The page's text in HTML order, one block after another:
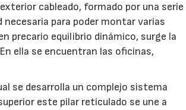
cableado, formado por una serie
para poder montar varias
precario equilibrio dinámico, surge la
ella se encuentran las oficinas,
se desarrolla un complejo sistema
este pilar reticulado se une a